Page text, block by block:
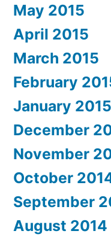
May 2015
April 2015
March 2015
February
January 2015
December
November
October
September
August 2014